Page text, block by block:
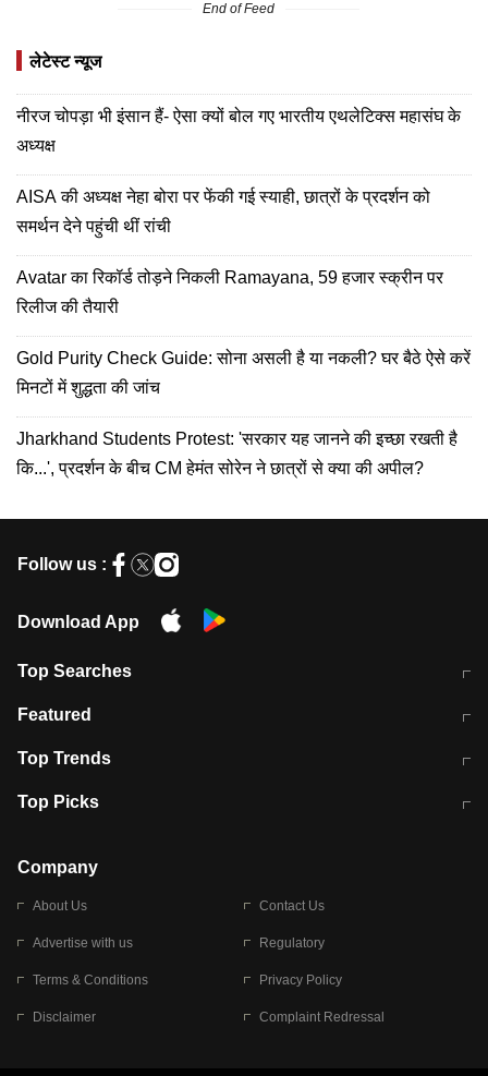
End of Feed
लेटेस्ट न्यूज
नीरज चोपड़ा भी इंसान हैं- ऐसा क्यों बोल गए भारतीय एथलेटिक्स महासंघ के
अध्यक्ष
AISA की अध्यक्ष नेहा बोरा पर फेंकी गई स्याही, छात्रों के प्रदर्शन को
समर्थन देने पहुंची थीं रांची
Avatar का रिकॉर्ड तोड़ने निकली Ramayana, 59 हजार स्क्रीन पर
रिलीज की तैयारी
Gold Purity Check Guide: सोना असली है या नकली? घर बैठे ऐसे करें
मिनटों में शुद्धता की जांच
Jharkhand Students Protest: 'सरकार यह जानने की इच्छा रखती है
कि...', प्रदर्शन के बीच CM हेमंत सोरेन ने छात्रों से क्या की अपील?
Follow us :
Download App
Top Searches
मुंबई में लगे 'जेन जी' के पोस्टर, लिखा- 'मैं
Featured
10 अगस्त को विधानसभा का घेराव करेंगे
Top Trends
RBI का नया नियम: अब बैंकों को अपनी सभी
Top Picks
बारिश की चेतावनी
Company
About Us Contact Us
Advertise with us Regulatory
Terms & Conditions Privacy Policy
Disclaimer Complaint Redressal